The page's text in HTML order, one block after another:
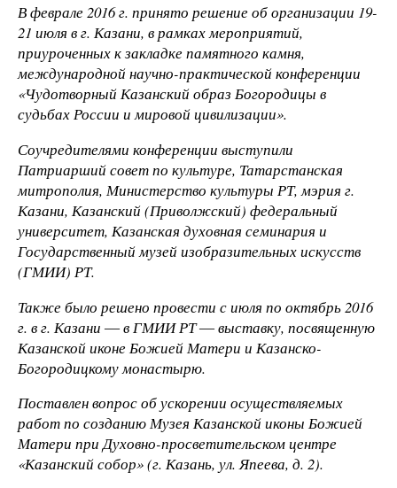
В феврале 2016 г. принято решение об организации 19-
21 июля в г. Казани, в рамках мероприятий,
приуроченных к закладке памятного камня,
международной научно-практической конференции
«Чудотворный Казанский образ Богородицы в
судьбах России и мировой цивилизации».
Соучредителями конференции выступили
Патриарший совет по культуре, Татарстанская
митрополия, Министерство культуры РТ, мэрия г.
Казани, Казанский (Приволжский) федеральный
университет, Казанская духовная семинария и
Государственный музей изобразительных искусств
(ГМИИ) РТ.
Также было решено провести с июля по октябрь 2016
г. в г. Казани ― в ГМИИ РТ ― выставку, посвященную
Казанской иконе Божией Матери и Казанско-
Богородицкому монастырю.
Поставлен вопрос об ускорении осуществляемых
работ по созданию Музея Казанской иконы Божией
Матери при Духовно-просветительском центре
«Казанский собор» (г. Казань, ул. Япеева, д. 2).